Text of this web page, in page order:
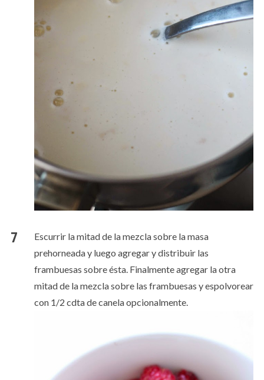
Escurrir la mitad de la mezcla sobre la masa
prehorneada y luego agregar y distribuir las
frambuesas sobre ésta. Finalmente agregar la otra
mitad de la mezcla sobre las frambuesas y espolvorear
con 1/2 cdta de canela opcionalmente.